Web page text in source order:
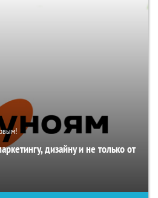
дизайну и не только от